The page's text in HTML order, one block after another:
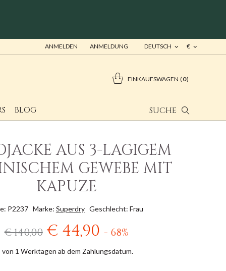
€
DEUTSCH
ANMELDEN ANMELDUNG
SUCHE
EINKAUFSWAGEN 0
BLOG
AUS 3-LAGIGEM
GEWEBE MIT
KAPUZE
P2237 Marke: Superdry Geschlecht: Frau
€ 140,00 € 44,90 - 68%
1 Werktagen ab dem Zahlungsdatum.